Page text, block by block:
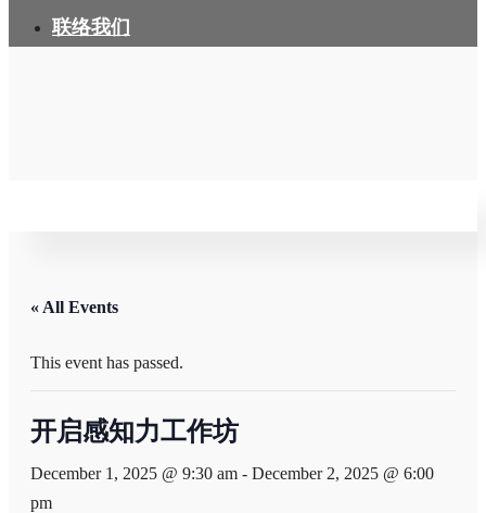
联络我们
« All Events
This event has passed.
开启感知力工作坊
December 1, 2025 @ 9:30 am - December 2, 2025 @ 6:00
pm